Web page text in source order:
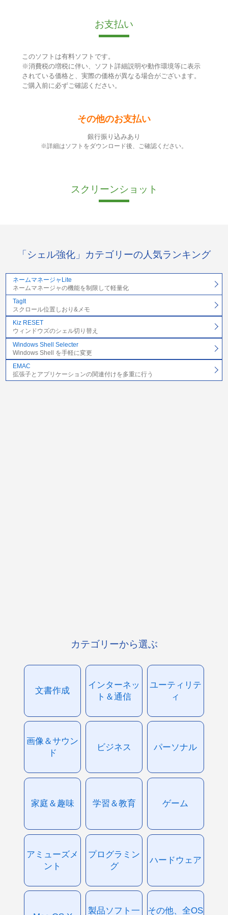
お支払い
このソフトは有料ソフトです。
※消費税の増税に伴い、ソフト詳細説明や動作環境等に表示
されている価格と、実際の価格が異なる場合がございます。
ご購入前に必ずご確認ください。
その他のお支払い
銀行振り込みあり
※詳細はソフトをダウンロード後、ご確認ください。
スクリーンショット
「シェル強化」カテゴリーの人気ランキング
ネームマネージャLite
ネームマネージャの機能を制限して軽量化
TagIt
スクロール位置しおり&メモ
Kiz RESET
ウィンドウズのシェル切り替え
Windows Shell Selecter
Windows Shell を手軽に変更
EMAC
拡張子とアプリケーションの関連付けを多重に行う
カテゴリーから選ぶ
文書作成
インターネッ
ト＆通信
ユーティリテ
ィ
画像＆サウン
ド
ビジネス パーソナル
家庭＆趣味 学習＆教育 ゲーム
アミューズメ
ント
プログラミン
グ
ハードウェア
製品ソフト一
その他、全OS